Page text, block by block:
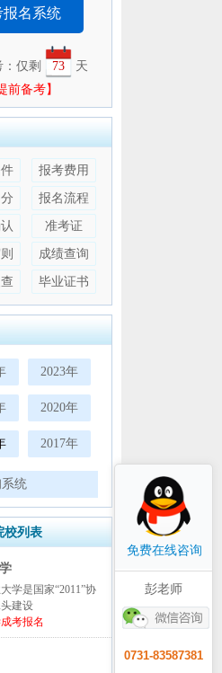
名系统
仅剩 73
天
前备考】
报考费用
报名流程
准考证
成绩查询
毕业证书
2023年
2020年
2017年
统
校列表
是国家“2011”协
建设
考报名
免费在线咨询
彭老师
0731-83587381